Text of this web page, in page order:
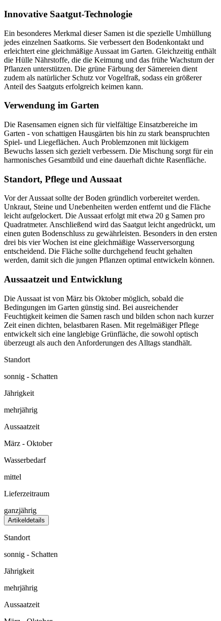
Innovative Saatgut-Technologie
Ein besonderes Merkmal dieser Samen ist die spezielle Umhüllung
jedes einzelnen Saatkorns. Sie verbessert den Bodenkontakt und
erleichtert eine gleichmäßige Aussaat im Garten. Gleichzeitig enthält
die Hülle Nährstoffe, die die Keimung und das frühe Wachstum der
Pflanzen unterstützen. Die grüne Färbung der Sämereien dient
zudem als natürlicher Schutz vor Vogelfraß, sodass ein größerer
Anteil des Saatguts erfolgreich keimen kann.
Verwendung im Garten
Die Rasensamen eignen sich für vielfältige Einsatzbereiche im
Garten - von schattigen Hausgärten bis hin zu stark beanspruchten
Spiel- und Liegeflächen. Auch Problemzonen mit lückigem
Bewuchs lassen sich gezielt verbessern. Die Mischung sorgt für ein
harmonisches Gesamtbild und eine dauerhaft dichte Rasenfläche.
Standort, Pflege und Aussaat
Vor der Aussaat sollte der Boden gründlich vorbereitet werden.
Unkraut, Steine und Unebenheiten werden entfernt und die Fläche
leicht aufgelockert. Die Aussaat erfolgt mit etwa 20 g Samen pro
Quadratmeter. Anschließend wird das Saatgut leicht angedrückt, um
einen guten Bodenschluss zu gewährleisten. Besonders in den ersten
drei bis vier Wochen ist eine gleichmäßige Wasserversorgung
entscheidend. Die Fläche sollte durchgehend feucht gehalten
werden, damit sich die jungen Pflanzen optimal entwickeln können.
Aussaatzeit und Entwicklung
Die Aussaat ist von März bis Oktober möglich, sobald die
Bedingungen im Garten günstig sind. Bei ausreichender
Feuchtigkeit keimen die Samen rasch und bilden schon nach kurzer
Zeit einen dichten, belastbaren Rasen. Mit regelmäßiger Pflege
entwickelt sich eine langlebige Grünfläche, die sowohl optisch
überzeugt als auch den Anforderungen des Alltags standhält.
Standort
sonnig - Schatten
Jährigkeit
mehrjährig
Aussaatzeit
März - Oktober
Wasserbedarf
mittel
Lieferzeitraum
ganzjährig
Artikeldetails
Standort
sonnig - Schatten
Jährigkeit
mehrjährig
Aussaatzeit